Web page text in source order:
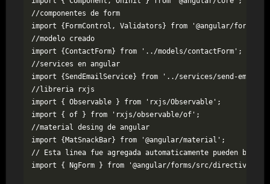
//componentes de form
import {FormControl, Validators} from '@angular/forms';
//modelo creado
import {ContactForm} from '../models/contactForm';
//services en angular
import {SendEmailService} from '../services/send-
//libreria rxjs
import { Observable } from 'rxjs/Observable';
import { of } from 'rxjs/observable/of';
//material desing de angular
import {MatSnackBar} from '@angular/material';
// Esta linea fue agregada automaticamente pueden
import { NgForm } from '@angular/forms/src/directives/